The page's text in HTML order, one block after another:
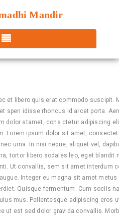
Mandir
et libero quis erat commodo suscipit.
spen idisse rhoncus id arcet porta.
dolor stamet, cons ctetur adipiscing
Lorem ipsum dolor sit amet,
nec urna. In nisi neque, aliquet vel,
tortor libero sodales leo, eget blandit
Ut convallis, sem sit amet interdum
Integer eu magna sit amet
Quisque fermentum. Cum sociis
mus. Pellentesque adipiscing eros
ut est sed dolor gravida convallis.